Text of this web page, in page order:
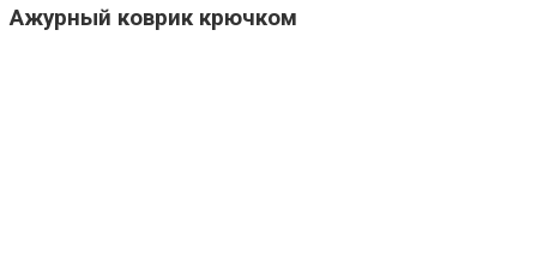
Ажурный коврик крючком